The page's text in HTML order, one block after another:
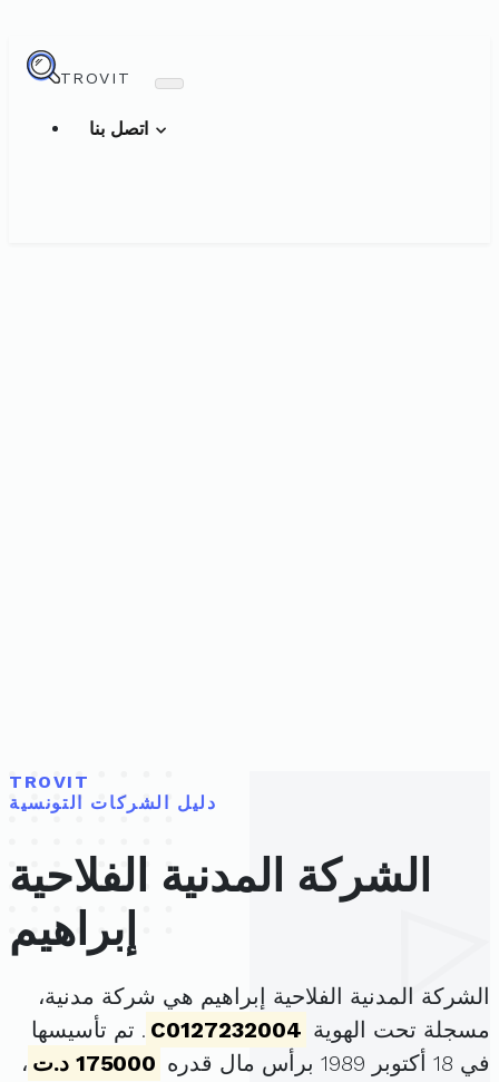
TROVIT
TROVIT
دليل الشركات التونسية
الشركة المدنية الفلاحية
إبراهيم
الشركة المدنية الفلاحية إبراهيم هي شركة مدنية،
مسجلة تحت الهوية C0127232004 . تم تأسيسها
في 18 أكتوبر 1989 برأس مال قدره
175000 د.ت
،